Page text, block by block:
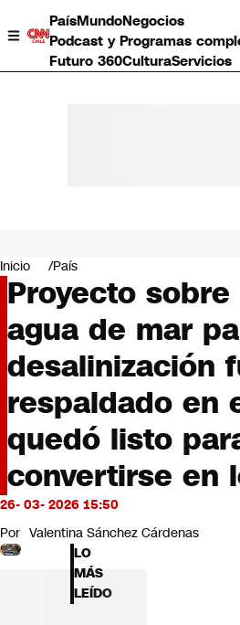
PaísMundoNegocios
Podcast y Programas
Futuro 360CulturaServicios
Negocios
Deportes
Programas completos
Cultura
Servicios
Bits
CNN tiempo
Futuro 360
Opinión
Inicio País
Proyecto
agua de mar
desalinización
respaldado en
quedó listo
convertirse en
26- 03- 2026 15:50
Por Valentina Sánchez Cárdenas
LO
MÁS
LEÍDO